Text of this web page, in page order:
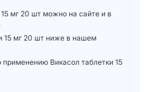
мг 20 шт можно на сайте и в
15 мг 20 шт ниже в нашем
применению Викасол таблетки 15